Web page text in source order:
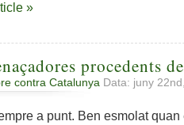
»
procedents
contra Catalunya Data: juny
a punt. Ben esmolat quan